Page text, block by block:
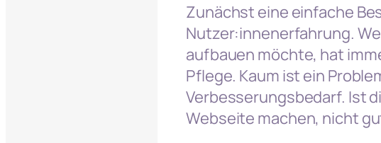
Zunächst eine einfache
Nutzer:innenerfahrung.
aufbauen möchte, hat
Pflege. Kaum ist ein
Verbesserungsbedarf. Ist
Webseite machen, nicht